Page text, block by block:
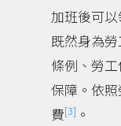
加班後可
既然身為
條例、勞
保障。依
費[3] 。